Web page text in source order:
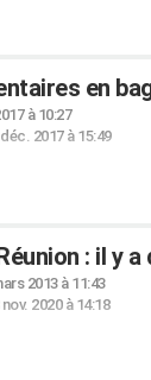
en
à 10:27
2017 à 15:49
: il y
2013 à 11:43
nov. 2020 à 14:18